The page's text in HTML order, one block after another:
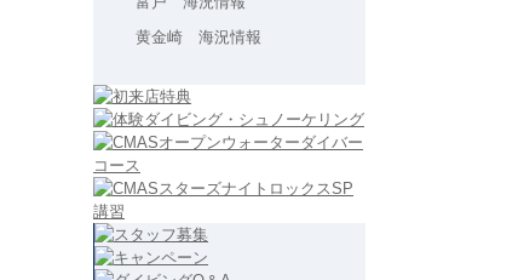
黄金崎 海況情報